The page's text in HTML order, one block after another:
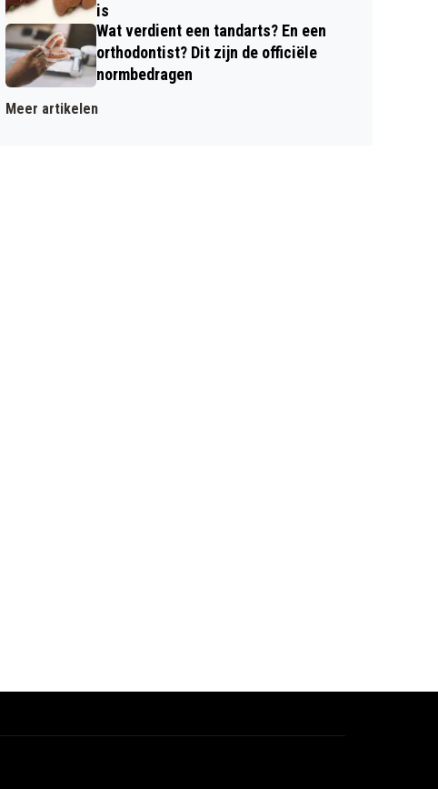
is
Wat verdient een tandarts? En een
orthodontist? Dit zijn de officiële
normbedragen
Meer artikelen